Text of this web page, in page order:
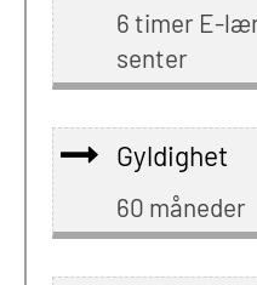
6 timer E-
senter
Gyldighet
60 måneder